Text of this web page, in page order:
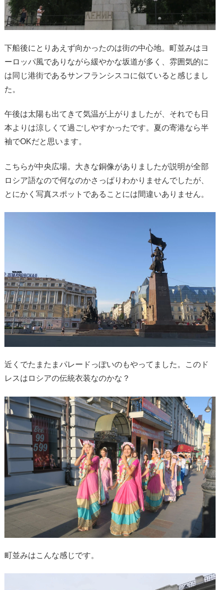
下船後にとりあえず向かったのは街の中心地。町並みはヨ
ーロッパ風でありながら緩やかな坂道が多く、雰囲気的に
は同じ港街であるサンフランシスコに似ていると感じまし
た。
午後は太陽も出てきて気温が上がりましたが、それでも日
本よりは涼しくて過ごしやすかったです。夏の寄港なら半
袖でOKだと思います。
こちらが中央広場。大きな銅像がありましたが説明が全部
ロシア語なので何なのかさっぱりわかりませんでしたが、
とにかく写真スポットであることには間違いありません。
近くでたまたまパレードっぽいのもやってました。このド
レスはロシアの伝統衣装なのかな？
町並みはこんな感じです。